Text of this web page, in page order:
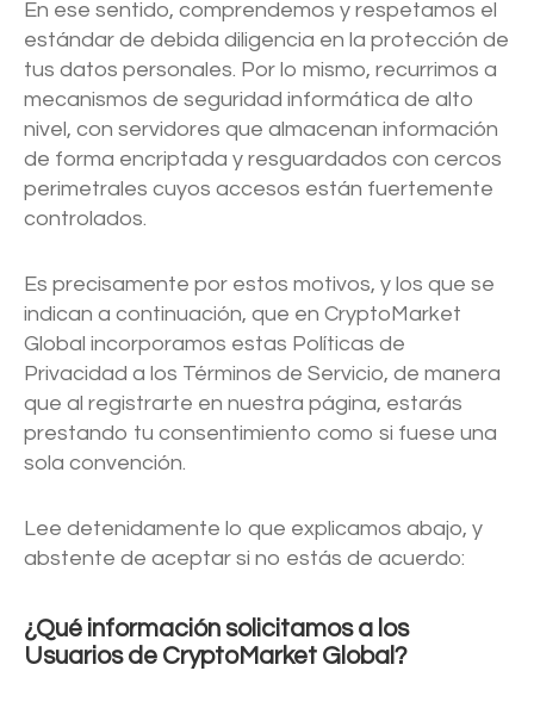
En ese sentido, comprendemos y respetamos el
estándar de debida diligencia en la protección de
tus datos personales. Por lo mismo, recurrimos a
mecanismos de seguridad informática de alto
nivel, con servidores que almacenan información
de forma encriptada y resguardados con cercos
perimetrales cuyos accesos están fuertemente
controlados.
Es precisamente por estos motivos, y los que se
indican a continuación, que en CryptoMarket
Global incorporamos estas Políticas de
Privacidad a los Términos de Servicio, de manera
que al registrarte en nuestra página, estarás
prestando tu consentimiento como si fuese una
sola convención.
Lee detenidamente lo que explicamos abajo, y
abstente de aceptar si no estás de acuerdo:
¿Qué información solicitamos a los
Usuarios de CryptoMarket Global?